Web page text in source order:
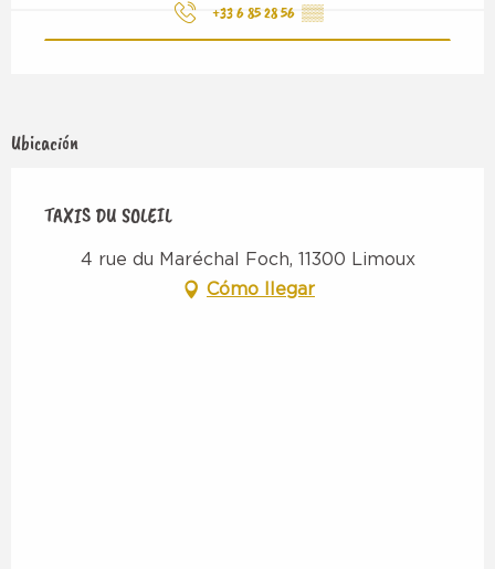
+33 6 85 28 56 ▒▒
Ubicación
TAXIS DU SOLEIL
4 rue du Maréchal Foch, 11300 Limoux
Cómo llegar